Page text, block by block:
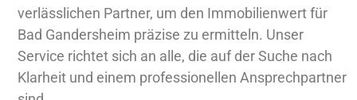
verlässlichen Partner, um den Immobilienwert für
Bad Gandersheim präzise zu ermitteln. Unser
Service richtet sich an alle, die auf der Suche nach
Klarheit und einem professionellen Ansprechpartner